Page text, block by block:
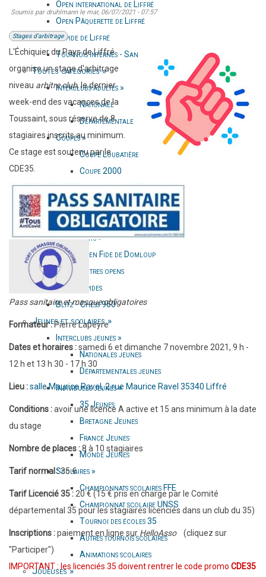
Open international de Liffré
Open Pâquerette de Liffré
Rapide de Liffré
Tournois internes - Sangliers Marcassins
Toutes catégories»
Interclubs adultes »
Nationale
Départementale
Coupes»
Coupe Loubatière
Coupe 2000
Coupe de France
Coupe de la parité
Championnat 35 TC
Opens lents»
Open Fide de Domloup
Autres opens
Opens rapides
Blitz - Chess 960
Jeunes et scolaires»
Interclubs jeunes »
Nationales jeunes
Départementales jeunes
Individuels jeunes»
35 Jeunes
Bretagne Jeunes
France Jeunes
Monde Jeunes
Scolaires »
Championnats scolaires FFE
Championnat scolaire UNSS
Tournoi des écoles 35
Autres tournois scolaires
Animations scolaires
Joueuses»
Soumis par druhlmannle mar, 06/07/2021 - 07:57
Stages d'arbitrage
L'Échiquier du Pays de Liffré
organise un stage d'arbitrage
niveau arbitre club, le dernier
week-end des vacances de la
Toussaint, sous réserve de 8
stagiaires inscrits au minimum.
Ce stage est soutenu par le
CDE35.
Pass sanitaire et masque obligatoires
Formateur :Pierre Lapeyre
Dates et horaires :samedi 6 et dimanche 7 novembre 2021, 9 h -
12 h et 13 h 30 - 17 h 30
Lieu :salle Maurice Ravel, 2 rue Maurice Ravel 35340 Liffré
Conditions :avoir une licence A active et 15 ans minimum à la date
du stage
Nombre de places :8 à 10 stagiaires
Tarif normal :35 €
Tarif Licencié 35 :20 € (15 € pris en charge par le Comité
départemental 35 pour les stagiaires licenciés dans un club du 35)
Inscriptions :paiement en ligne sur HelloAsso (cliquez sur
"Participer")
IMPORTANT : les licenciés 35 doivent rentrer le code promo CDE35